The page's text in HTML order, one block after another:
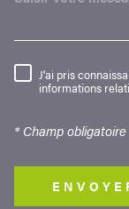
J'ai pris
informations
* Champ obligatoire